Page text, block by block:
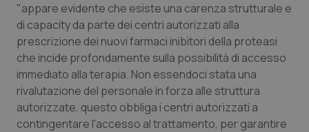
Tiroide
Tumore al seno
Tumore ovarico
Tumori del Polmone & Testa Collo
"appare evidente che esiste una carenza strutturale e
di capacity da parte dei centri autorizzati alla
prescrizione dei nuovi farmaci inibitori della proteasi
che incide profondamente sulla possibilità di accesso
immediato alla terapia. Non essendoci stata una
rivalutazione del personale in forza alle struttura
autorizzate, questo obbliga i centri autorizzati a
contingentare l'accesso al trattamento, per garantire